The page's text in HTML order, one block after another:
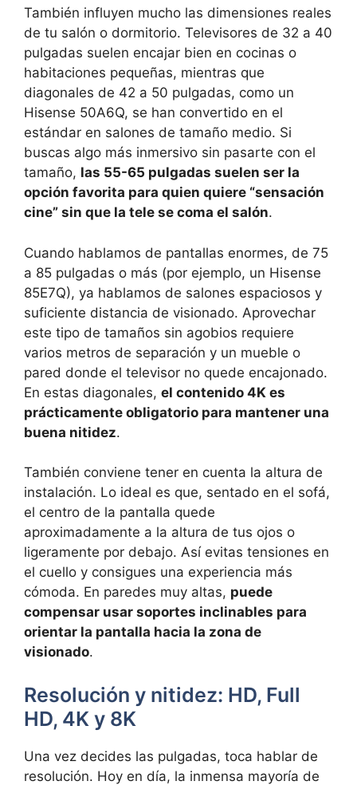
También influyen mucho las dimensiones reales
de tu salón o dormitorio. Televisores de 32 a 40
pulgadas suelen encajar bien en cocinas o
habitaciones pequeñas, mientras que
diagonales de 42 a 50 pulgadas, como un
Hisense 50A6Q, se han convertido en el
estándar en salones de tamaño medio. Si
buscas algo más inmersivo sin pasarte con el
tamaño, las 55-65 pulgadas suelen ser la
opción favorita para quien quiere “sensación
cine” sin que la tele se coma el salón.
Cuando hablamos de pantallas enormes, de 75
a 85 pulgadas o más (por ejemplo, un Hisense
85E7Q), ya hablamos de salones espaciosos y
suficiente distancia de visionado. Aprovechar
este tipo de tamaños sin agobios requiere
varios metros de separación y un mueble o
pared donde el televisor no quede encajonado.
En estas diagonales, el contenido 4K es
prácticamente obligatorio para mantener una
buena nitidez.
También conviene tener en cuenta la altura de
instalación. Lo ideal es que, sentado en el sofá,
el centro de la pantalla quede
aproximadamente a la altura de tus ojos o
ligeramente por debajo. Así evitas tensiones en
el cuello y consigues una experiencia más
cómoda. En paredes muy altas, puede
compensar usar soportes inclinables para
orientar la pantalla hacia la zona de
visionado.
Resolución y nitidez: HD, Full
HD, 4K y 8K
Una vez decides las pulgadas, toca hablar de
resolución. Hoy en día, la inmensa mayoría de